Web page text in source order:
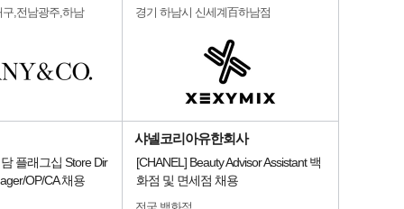
,전남광주,하남 경기 하남시 신세계百하남점
플래그십 Store Dir
OP/CA 채용
샤넬코리아유한회사
[CHANEL] Beauty Advisor Assistant 백
화점 및 면세점 채용